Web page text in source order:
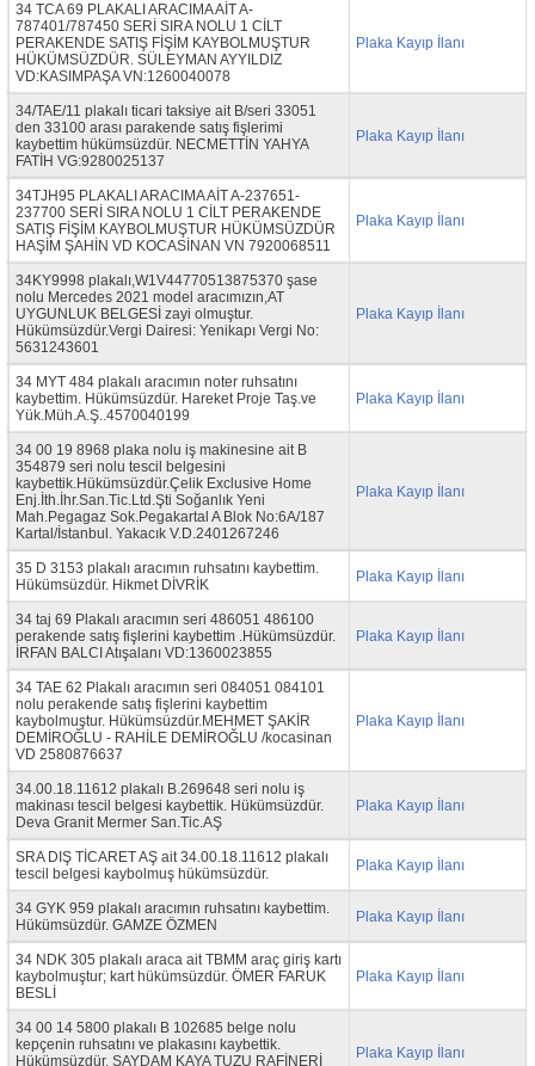
34 TCA 69 PLAKALI ARACIMA AİT A-
787401/787450 SERİ SIRA NOLU 1 CİLT
PERAKENDE SATIŞ FİŞİM KAYBOLMUŞTUR
HÜKÜMSÜZDÜR. SÜLEYMAN AYYILDIZ
VD:KASIMPAŞA VN:1260040078
Plaka Kayıp İlanı
34/TAE/11 plakalı ticari taksiye ait B/seri 33051
den 33100 arası parakende satış fişlerimi
kaybettim hükümsüzdür. NECMETTİN YAHYA
FATİH VG:9280025137
Plaka Kayıp İlanı
34TJH95 PLAKALI ARACIMA AİT A-237651-
237700 SERİ SIRA NOLU 1 CİLT PERAKENDE
SATIŞ FİŞİM KAYBOLMUŞTUR HÜKÜMSÜZDÜR
HAŞİM ŞAHİN VD KOCASİNAN VN 7920068511
Plaka Kayıp İlanı
34KY9998 plakalı,W1V44770513875370 şase
nolu Mercedes 2021 model aracımızın,AT
UYGUNLUK BELGESİ zayi olmuştur.
Hükümsüzdür.Vergi Dairesi: Yenikapı Vergi No:
5631243601
Plaka Kayıp İlanı
34 MYT 484 plakalı aracımın noter ruhsatını
kaybettim. Hükümsüzdür. Hareket Proje Taş.ve
Yük.Müh.A.Ş..4570040199
Plaka Kayıp İlanı
34 00 19 8968 plaka nolu iş makinesine ait B
354879 seri nolu tescil belgesini
kaybettik.Hükümsüzdür.Çelik Exclusive Home
Enj.İth.İhr.San.Tic.Ltd.Şti Soğanlık Yeni
Mah.Pegagaz Sok.Pegakartal A Blok No:6A/187
Kartal/İstanbul. Yakacık V.D.2401267246
Plaka Kayıp İlanı
35 D 3153 plakalı aracımın ruhsatını kaybettim.
Hükümsüzdür. Hikmet DİVRİK
Plaka Kayıp İlanı
34 taj 69 Plakalı aracımın seri 486051 486100
perakende satış fişlerini kaybettim .Hükümsüzdür.
İRFAN BALCI Atışalanı VD:1360023855
Plaka Kayıp İlanı
34 TAE 62 Plakalı aracımın seri 084051 084101
nolu perakende satış fişlerini kaybettim
kaybolmuştur. Hükümsüzdür.MEHMET ŞAKİR
DEMİROĞLU - RAHİLE DEMİROĞLU /kocasinan
VD 2580876637
Plaka Kayıp İlanı
34.00.18.11612 plakalı B.269648 seri nolu iş
makinası tescil belgesi kaybettik. Hükümsüzdür.
Deva Granit Mermer San.Tic.AŞ
Plaka Kayıp İlanı
SRA DIŞ TİCARET AŞ ait 34.00.18.11612 plakalı
tescil belgesi kaybolmuş hükümsüzdür.
Plaka Kayıp İlanı
34 GYK 959 plakalı aracımın ruhsatını kaybettim.
Hükümsüzdür. GAMZE ÖZMEN
Plaka Kayıp İlanı
34 NDK 305 plakalı araca ait TBMM araç giriş kartı
kaybolmuştur; kart hükümsüzdür. ÖMER FARUK
BESLİ
Plaka Kayıp İlanı
34 00 14 5800 plakalı B 102685 belge nolu
kepçenin ruhsatını ve plakasını kaybettik.
Hükümsüzdür. SAYDAM KAYA TUZU RAFİNERİ
Plaka Kayıp İlanı